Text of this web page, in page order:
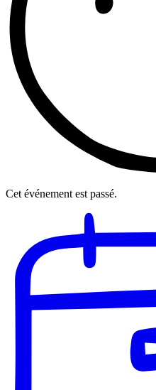
Cet événement est passé.